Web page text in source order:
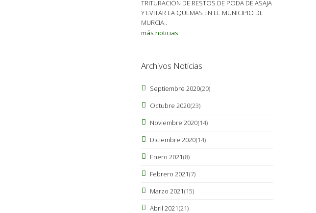
TRITURACIÓN DE RESTOS DE PODA DE ASAJA
Y EVITAR LA QUEMAS EN EL MUNICIPIO DE
MURCIA..
más noticias
Archivos Noticias
Septiembre 2020(20)
Octubre 2020(23)
Noviembre 2020(14)
Diciembre 2020(14)
Enero 2021(8)
Febrero 2021(7)
Marzo 2021(15)
Abril 2021(21)